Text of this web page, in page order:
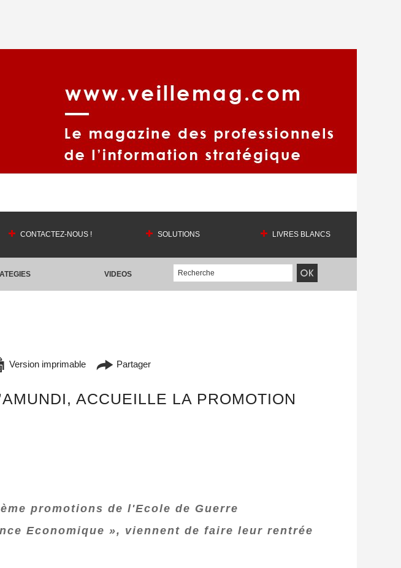
CONTACTEZ-NOUS ! SOLUTIONS LIVRES BLANCS
VIDEOS
Version imprimable Partager
ACCUEILLE LA PROMOTION
promotions de l'Ecole de Guerre
Economique », viennent de faire leur rentrée